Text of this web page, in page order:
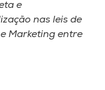
e
nas leis de
Marketing entre